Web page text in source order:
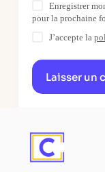
Enregistrer
pour la prochaine
J’accepte la
Laisser un